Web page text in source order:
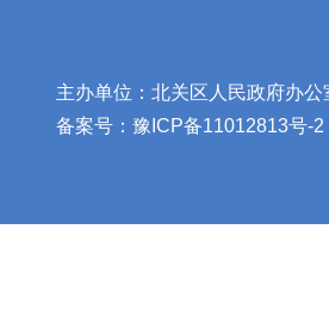
主办单位：北关区人民政府办
备案号： 豫ICP备11012813号-2